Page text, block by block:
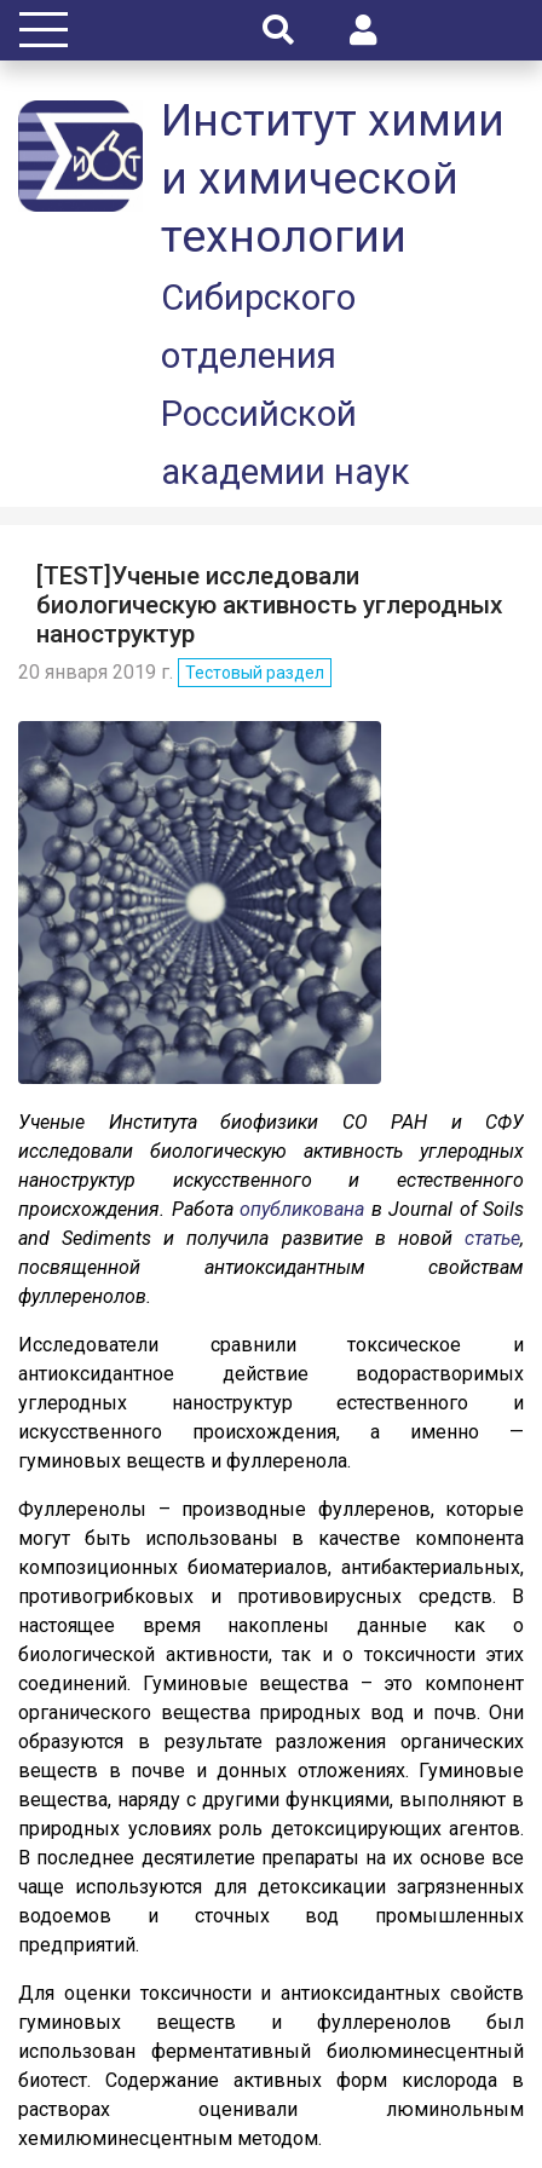
Институт химии
и химической
технологии
Сибирского
отделения
Российской
академии наук
[TEST]Ученые исследовали
биологическую активность углеродных
наноструктур
20 января 2019 г. Тестовый раздел
Ученые Института биофизики СО РАН и СФУ
исследовали биологическую активность углеродных
наноструктур искусственного и естественного
происхождения. Работа опубликована в Journal of Soils
and Sediments и получила развитие в новой статье,
посвященной антиоксидантным свойствам
фуллеренолов.
Исследователи сравнили токсическое и
антиоксидантное действие водорастворимых
углеродных наноструктур естественного и
искусственного происхождения, а именно —
гуминовых веществ и фуллеренола.
Фуллеренолы – производные фуллеренов, которые
могут быть использованы в качестве компонента
композиционных биоматериалов, антибактериальных,
противогрибковых и противовирусных средств. В
настоящее время накоплены данные как о
биологической активности, так и о токсичности этих
соединений. Гуминовые вещества – это компонент
органического вещества природных вод и почв. Они
образуются в результате разложения органических
веществ в почве и донных отложениях. Гуминовые
вещества, наряду с другими функциями, выполняют в
природных условиях роль детоксицирующих агентов.
В последнее десятилетие препараты на их основе все
чаще используются для детоксикации загрязненных
водоемов и сточных вод промышленных
предприятий.
Для оценки токсичности и антиоксидантных свойств
гуминовых веществ и фуллеренолов был
использован ферментативный биолюминесцентный
биотест. Содержание активных форм кислорода в
растворах оценивали люминольным
хемилюминесцентным методом.